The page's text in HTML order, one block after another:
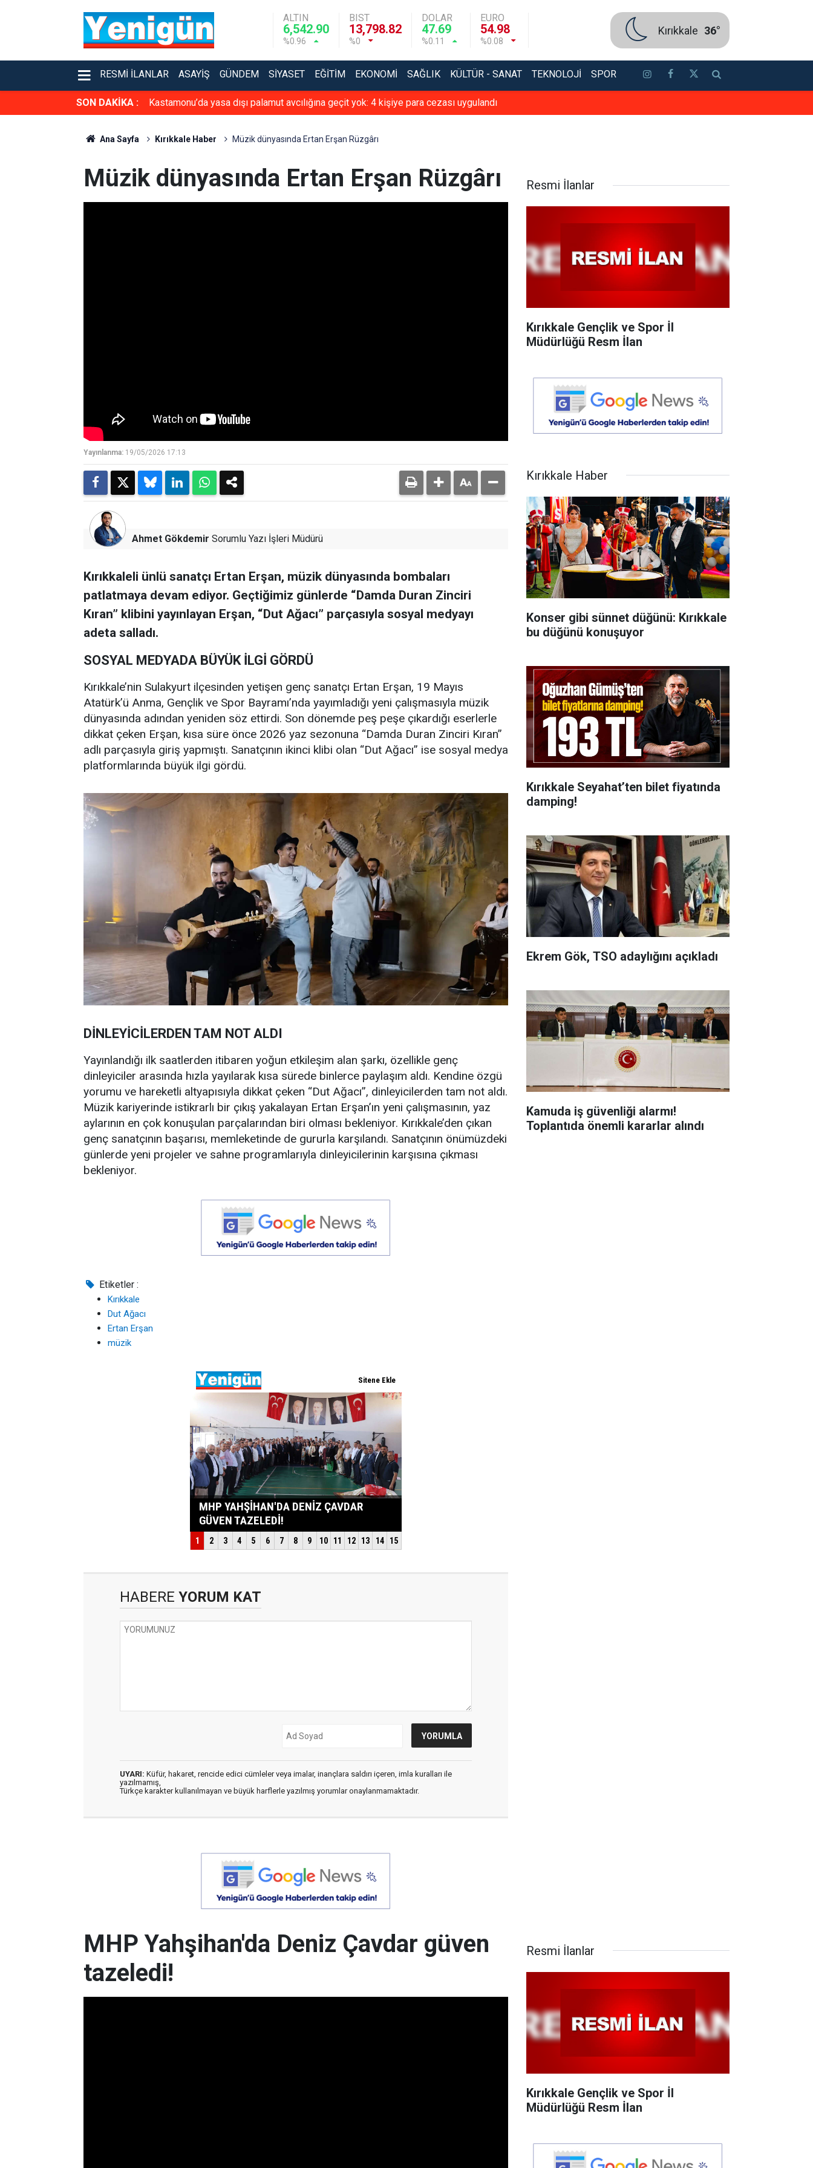
ALTIN
6,542.90
%0.96
BIST
13,798.82
%0
DOLAR
47.69
%0.11
EURO
54.98
%0.08
Kırıkkale 36°
RESMI İLANLAR ASAYIŞ GÜNDEM SIYASET EĞITIM EKONOMI SAĞLIK KÜLTÜR - SANAT TEKNOLOJI SPOR
SON DAKİKA : Ankara kedileri 27 ülkede 7 gün 24 saat canlı izlenebiliyor
Ana Sayfa Kırıkkale Haber Müzik dünyasında Ertan Erşan Rüzgârı
Müzik dünyasında Ertan Erşan Rüzgârı
Yayınlanma: 19/05/2026 17:13
Ahmet Gökdemir Sorumlu Yazı İşleri Müdürü
Kırıkkaleli ünlü sanatçı Ertan Erşan, müzik dünyasında bombaları
patlatmaya devam ediyor. Geçtiğimiz günlerde “Damda Duran Zinciri
Kıran” klibini yayınlayan Erşan, “Dut Ağacı” parçasıyla sosyal medyayı
adeta salladı.
SOSYAL MEDYADA BÜYÜK İLGİ GÖRDÜ
Kırıkkale’nin Sulakyurt ilçesinden yetişen genç sanatçı Ertan Erşan, 19 Mayıs
Atatürk’ü Anma, Gençlik ve Spor Bayramı’nda yayımladığı yeni çalışmasıyla müzik
dünyasında adından yeniden söz ettirdi. Son dönemde peş peşe çıkardığı eserlerle
dikkat çeken Erşan, kısa süre önce 2026 yaz sezonuna “Damda Duran Zinciri Kıran”
adlı parçasıyla giriş yapmıştı. Sanatçının ikinci klibi olan “Dut Ağacı” ise sosyal medya
platformlarında büyük ilgi gördü.
DİNLEYİCİLERDEN TAM NOT ALDI
Yayınlandığı ilk saatlerden itibaren yoğun etkileşim alan şarkı, özellikle genç
dinleyiciler arasında hızla yayılarak kısa sürede binlerce paylaşım aldı. Kendine özgü
yorumu ve hareketli altyapısıyla dikkat çeken “Dut Ağacı”, dinleyicilerden tam not aldı.
Müzik kariyerinde istikrarlı bir çıkış yakalayan Ertan Erşan’ın yeni çalışmasının, yaz
aylarının en çok konuşulan parçalarından biri olması bekleniyor. Kırıkkale’den çıkan
genç sanatçının başarısı, memleketinde de gururla karşılandı. Sanatçının önümüzdeki
günlerde yeni projeler ve sahne programlarıyla dinleyicilerinin karşısına çıkması
bekleniyor.
Etiketler :
Kırıkkale
Dut Ağacı
Ertan Erşan
müzik
HABERE YORUM KAT
UYARI: Küfür, hakaret, rencide edici cümleler veya imalar, inançlara saldırı içeren, imla kuralları ile
yazılmamış,
Türkçe karakter kullanılmayan ve büyük harflerle yazılmış yorumlar onaylanmamaktadır.
Resmi İlanlar
Kırıkkale Gençlik ve Spor İl
Müdürlüğü Resm İlan
Kırıkkale Haber
Konser gibi sünnet düğünü: Kırıkkale
bu düğünü konuşuyor
Kırıkkale Seyahat’ten bilet fiyatında
damping!
Ekrem Gök, TSO adaylığını açıkladı
Kamuda iş güvenliği alarmı!
Toplantıda önemli kararlar alındı
MHP Yahşihan'da Deniz Çavdar güven
tazeledi!
Resmi İlanlar
Kırıkkale Gençlik ve Spor İl
Müdürlüğü Resm İlan